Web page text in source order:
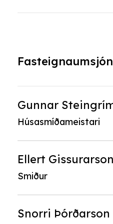
Fasteignaumsjón
Gunnar
Húsasmíðameistari
Ellert Gissurarson
Smiður
Snorri Þórðarson